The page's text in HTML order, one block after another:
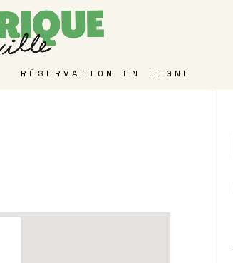
RÉSERVATION EN LIGNE